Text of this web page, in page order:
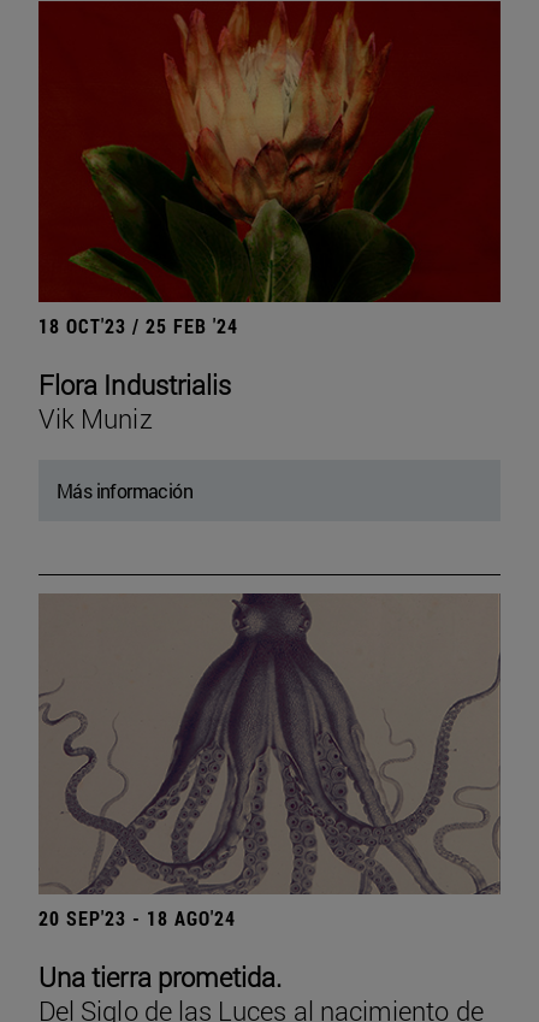
18 OCT'23 / 25 FEB '24
Flora Industrialis
Vik Muniz
Más información
20 SEP'23 - 18 AGO'24
Una tierra prometida.
Del Siglo de las Luces al nacimiento de